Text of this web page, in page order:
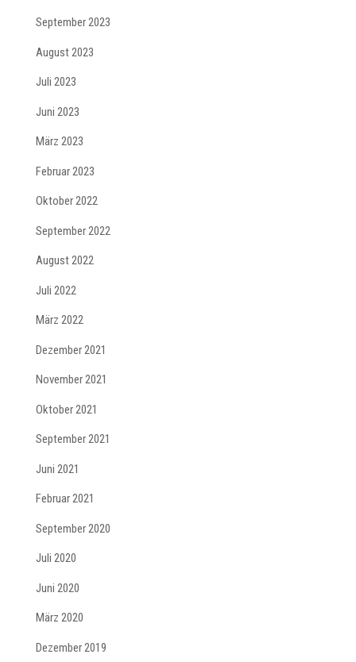
September 2023
August 2023
Juli 2023
Juni 2023
März 2023
Februar 2023
Oktober 2022
September 2022
August 2022
Juli 2022
März 2022
Dezember 2021
November 2021
Oktober 2021
September 2021
Juni 2021
Februar 2021
September 2020
Juli 2020
Juni 2020
März 2020
Dezember 2019